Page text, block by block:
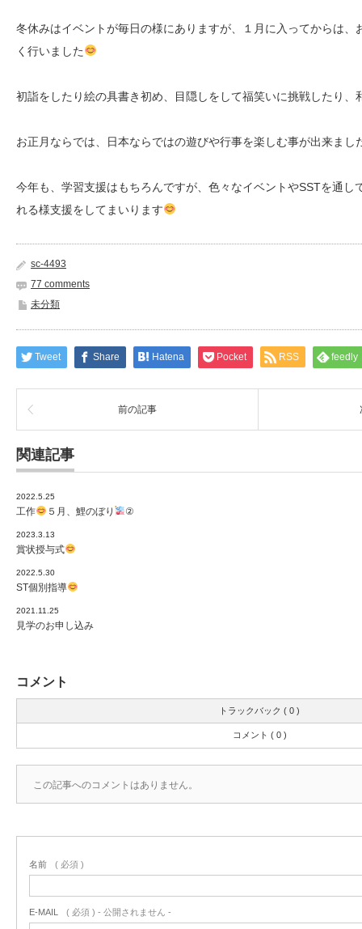
冬休みはイベントが毎日の様にありますが、１月に入ってからは、
く行いました
初詣をしたり絵の具書き初め、目隠しをして福笑いに挑戦したり
お正月ならでは、日本ならではの遊びや行事を楽しむ事が出来まし
今年も、学習支援はもちろんですが、色々なイベントやSSTを通し
れる様支援をしてまいります
sc-4493
77 comments
未分類
Tweet Share Hatena Pocket RSS feedly
前の記事
関連記事
2022.5.25
工作 ５月、鯉のぼり ②
2023.3.13
賞状授与式
2022.5.30
ST個別指導
2021.11.25
見学のお申し込み
コメント
トラックバック ( 0 )
コメント ( 0 )
この記事へのコメントはありません。
名前 ( 必須 )
E-MAIL ( 必須 ) - 公開されません -